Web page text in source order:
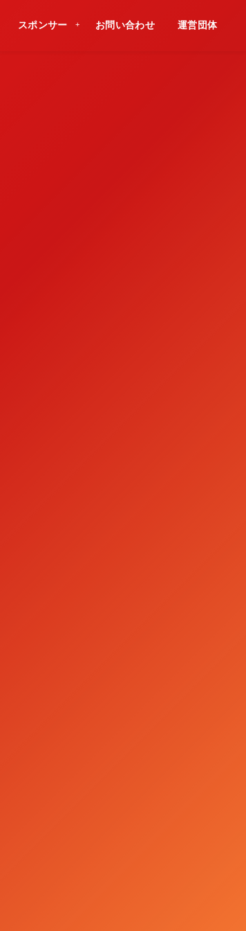
スポンサー お問い合わせ 運営団体